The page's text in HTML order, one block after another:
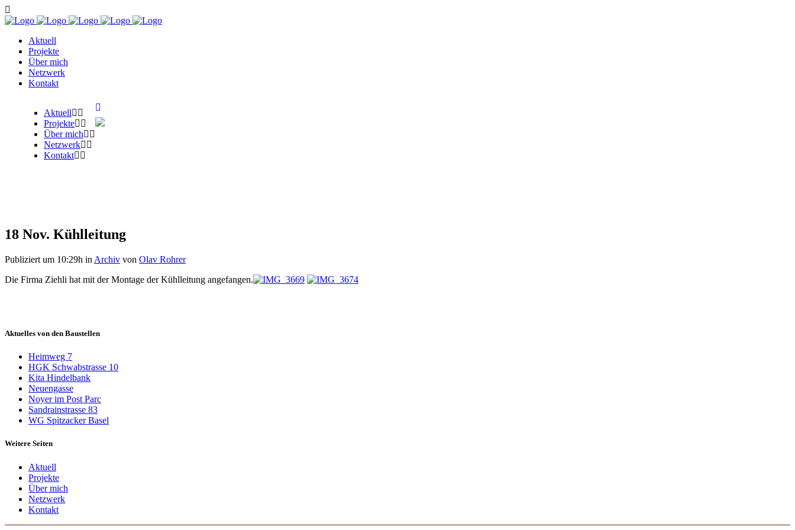
Aktuell
Projekte
Über mich
Netzwerk
Kontakt
Aktuell
Projekte
Über mich
Netzwerk
Kontakt
18 Nov. Kühlleitung
Publiziert um 10:29h in Archiv von Olav Rohrer
Die Firma Ziehli hat mit der Montage der Kühlleitung angefangen.
Aktuelles von den Baustellen
Heimweg 7
HGK Schwabstrasse 10
Kita Hindelbank
Neuengasse
Noyer im Post Parc
Sandrainstrasse 83
WG Spitzacker Basel
Weitere Seiten
Aktuell
Projekte
Über mich
Netzwerk
Kontakt